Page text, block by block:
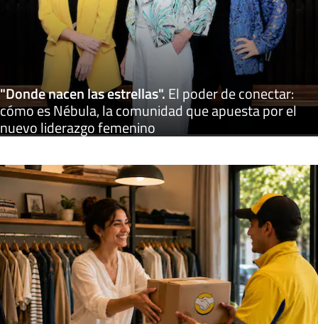
"Donde nacen las estrellas".El poder de conectar:
cómo es Nébula, la comunidad que apuesta por el
nuevo liderazgo femenino